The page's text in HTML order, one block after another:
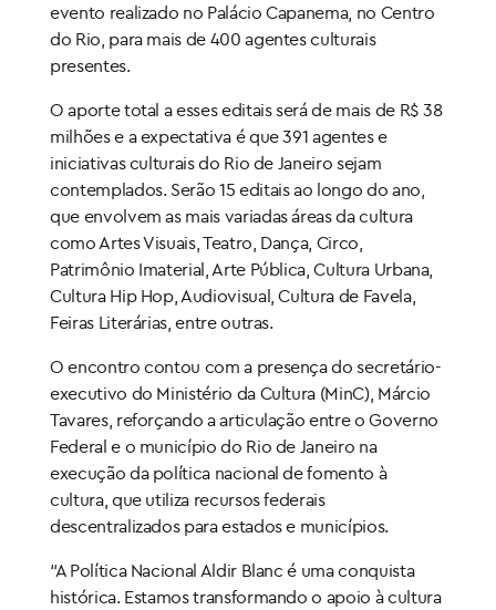
evento realizado no Palácio Capanema, no Centro
do Rio, para mais de 400 agentes culturais
presentes.
O aporte total a esses editais será de mais de R$ 38
milhões e a expectativa é que 391 agentes e
iniciativas culturais do Rio de Janeiro sejam
contemplados. Serão 15 editais ao longo do ano,
que envolvem as mais variadas áreas da cultura
como Artes Visuais, Teatro, Dança, Circo,
Patrimônio Imaterial, Arte Pública, Cultura Urbana,
Cultura Hip Hop, Audiovisual, Cultura de Favela,
Feiras Literárias, entre outras.
O encontro contou com a presença do secretário-
executivo do Ministério da Cultura (MinC), Márcio
Tavares, reforçando a articulação entre o Governo
Federal e o município do Rio de Janeiro na
execução da política nacional de fomento à
cultura, que utiliza recursos federais
descentralizados para estados e municípios.
“A Política Nacional Aldir Blanc é uma conquista
histórica. Estamos transformando o apoio à cultura